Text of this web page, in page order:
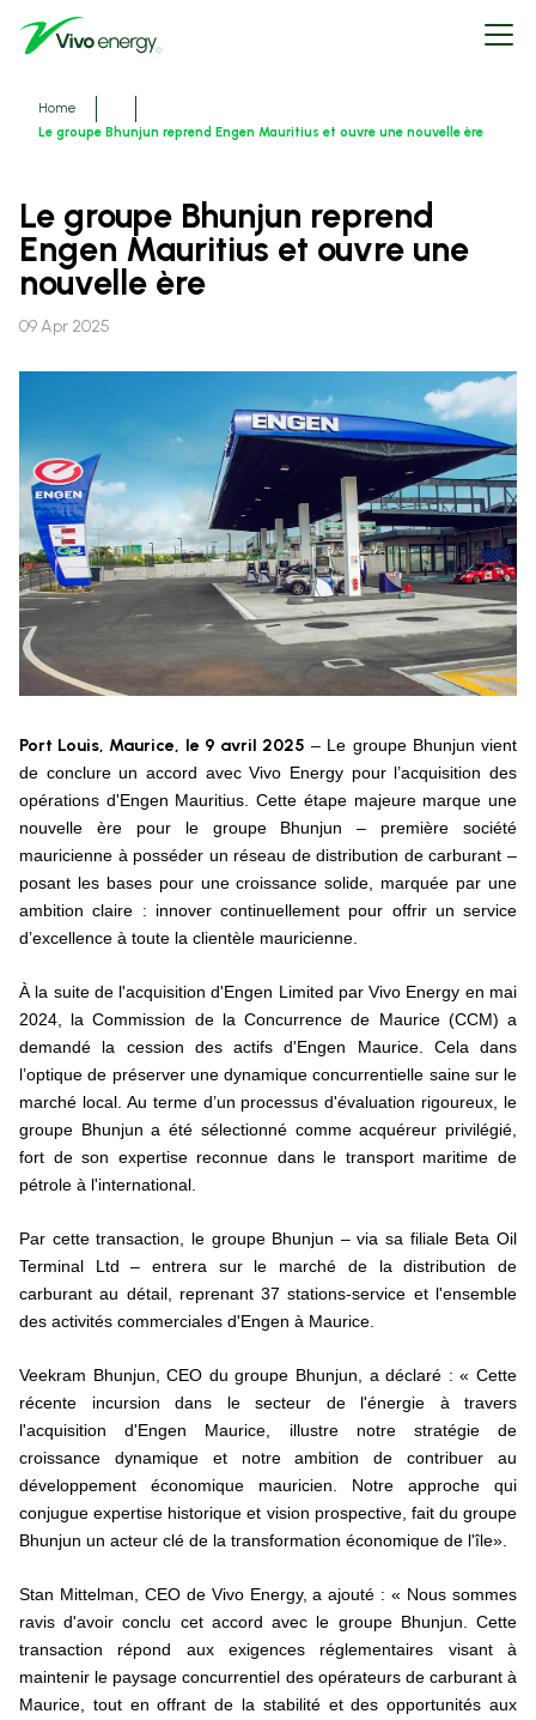
main
content
Open
menu
Breadcrumbs
Home
Le groupe Bhunjun reprend Engen Mauritius et ouvre une nouvelle ère
Le groupe Bhunjun reprend
Engen Mauritius et ouvre une
nouvelle ère
09 Apr 2025
Port Louis, Maurice, le 9 avril 2025 – Le groupe Bhunjun vient
de conclure un accord avec Vivo Energy pour l’acquisition des
opérations d'Engen Mauritius. Cette étape majeure marque une
nouvelle ère pour le groupe Bhunjun – première société
mauricienne à posséder un réseau de distribution de carburant –
posant les bases pour une croissance solide, marquée par une
ambition claire : innover continuellement pour offrir un service
d’excellence à toute la clientèle mauricienne.
À la suite de l'acquisition d'Engen Limited par Vivo Energy en mai
2024, la Commission de la Concurrence de Maurice (CCM) a
demandé la cession des actifs d'Engen Maurice. Cela dans
l’optique de préserver une dynamique concurrentielle saine sur le
marché local. Au terme d’un processus d'évaluation rigoureux, le
groupe Bhunjun a été sélectionné comme acquéreur privilégié,
fort de son expertise reconnue dans le transport maritime de
pétrole à l'international.
Par cette transaction, le groupe Bhunjun – via sa filiale Beta Oil
Terminal Ltd – entrera sur le marché de la distribution de
carburant au détail, reprenant 37 stations-service et l'ensemble
des activités commerciales d'Engen à Maurice.
Veekram Bhunjun, CEO du groupe Bhunjun, a déclaré : « Cette
récente incursion dans le secteur de l'énergie à travers
l'acquisition d'Engen Maurice, illustre notre stratégie de
croissance dynamique et notre ambition de contribuer au
développement économique mauricien. Notre approche qui
conjugue expertise historique et vision prospective, fait du groupe
Bhunjun un acteur clé de la transformation économique de l'île».
Stan Mittelman, CEO de Vivo Energy, a ajouté : « Nous sommes
ravis d'avoir conclu cet accord avec le groupe Bhunjun. Cette
transaction répond aux exigences réglementaires visant à
maintenir le paysage concurrentiel des opérateurs de carburant à
Maurice, tout en offrant de la stabilité et des opportunités aux